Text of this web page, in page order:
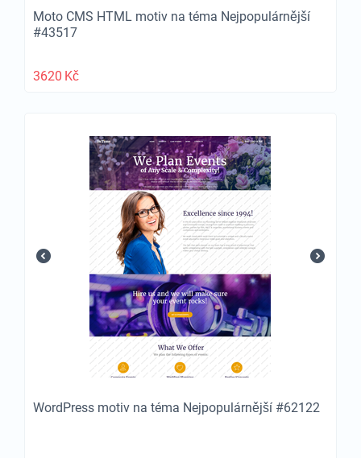
Moto CMS HTML motiv na téma Nejpopulárnější
#43517
3620 Kč
WordPress motiv na téma Nejpopulárnější #62122